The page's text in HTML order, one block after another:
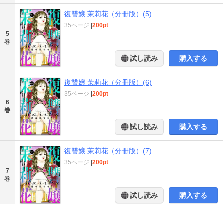
5
巻
復讐嬢 茉莉花（分冊版）(5)
35ページ 200pt
試し読み 購入する
6
巻
復讐嬢 茉莉花（分冊版）(6)
35ページ 200pt
試し読み 購入する
7
巻
復讐嬢 茉莉花（分冊版）(7)
35ページ 200pt
試し読み 購入する